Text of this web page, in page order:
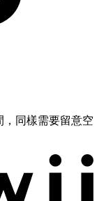
同樣需要留意空